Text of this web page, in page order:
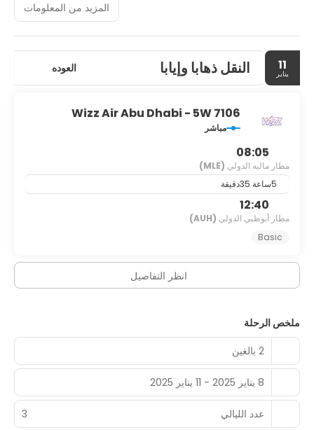
أطلق العنان للاستمتاع والاسترخاء مع خدمات النادي الصحي المتكاملة
المتاحة مثل جلسات التدليك. ستجد في هذا المنتجع مزايا إضافية تشمل
اتصال لاسلكي مجاني بالإنترنت وخدمات الاستعلامات والإرشاد ومنطقة
مُخصّصة للنزهات.
مسطحة. تحتوي الغرفة على سرير بمرتبة بطبقة علوية مريحة. يُتاح لك
اتصال لاسلكي بالإنترنت مجانًا لتبقى على اتصال دائمًا، بالإضافة إلى
قنوات باشتراك مدفوع من أجل متعتك. تضم الحمامات تجهيزات دش بها
دُش غزير ومستلزمات مجانية للعناية الشخصية.
توقّف لتناول وجبة سريعة في مطعم Azzurro Restaurant، وهو واحد
من 3 مطاعم موجودة في إقامة منتجع، أو أقم هنا واستمتع بالاستفادة
من خدمة الغرف (خلال ساعات محدودة). استرخِ واستمتع بشراب
منعش من بار على حمام السباحة أو واحد من 2 بارات.
وإلى المطار مقابل تكلفة إضافية (متوفرة عند الطلب).
المزيد من المعلومات
11
يناير النقل ذهابا وإيابا العوده
Wizz Air Abu Dhabi - 5W 7106
مباشر
08:05
مطار ماليه الدولي (MLE)
12:40
مطار أبوظبي الدولي (AUH)
Basic
انظر التفاصيل
ملخص الرحلة
2 بالغين
8 يناير 2025 - 11 يناير 2025
عدد الليالي 3